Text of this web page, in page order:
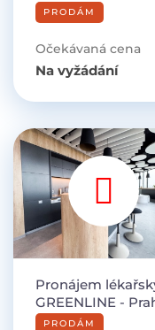
PRODÁM
Očekávaná cena
Na vyžádání
Pronájem
GREENLINE -
PRODÁM